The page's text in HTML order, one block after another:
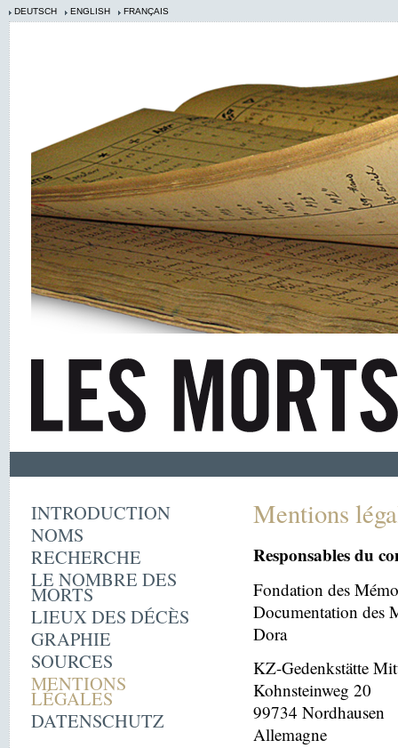
DEUTSCH ENGLISH FRANÇAIS
INTRODUCTION
NOMS
RECHERCHE
LE NOMBRE DES
MORTS
LIEUX DES DÉCÈS
GRAPHIE
SOURCES
MENTIONS
LÉGALES
DATENSCHUTZ
Mentions
Responsables du
Fondation des
Documentation des
Dora
KZ-Gedenkstätte
Kohnsteinweg 20
99734 Nordhausen
Allemagne